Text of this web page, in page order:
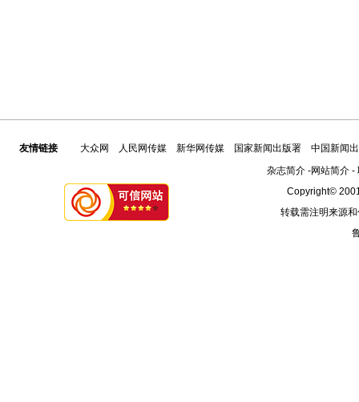
友情链接 大众网 人民网传媒 新华网传媒 国家新闻出版署
中国新闻
杂志简介-网站简介-
Copyright©
转载需注明来源